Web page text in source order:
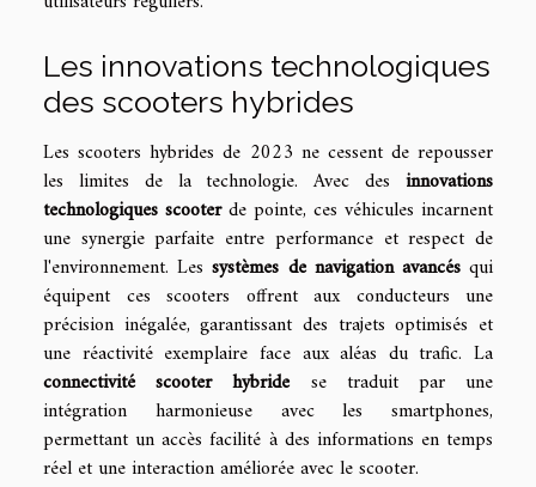
Les innovations technologiques
des scooters hybrides
Les scooters hybrides de 2023 ne cessent de repousser
les limites de la technologie. Avec des innovations
technologiques scooterde pointe, ces véhicules incarnent
une synergie parfaite entre performance et respect de
l'environnement. Lessystèmes de navigation avancésqui
équipent ces scooters offrent aux conducteurs une
précision inégalée, garantissant des trajets optimisés et
une réactivité exemplaire face aux aléas du trafic. La
connectivité scooter hybridese traduit par une
intégration harmonieuse avec les smartphones,
permettant un accès facilité à des informations en temps
réel et une interaction améliorée avec le scooter.